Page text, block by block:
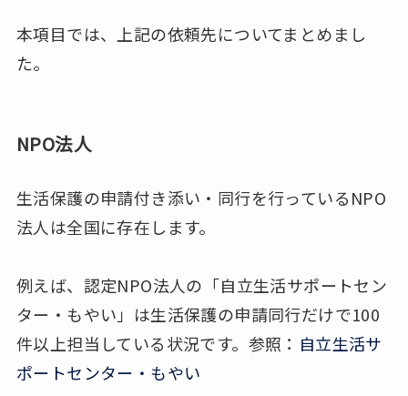
本項目では、上記の依頼先についてまとめまし
た。
NPO法人
生活保護の申請付き添い・同行を行っているNPO
法人は全国に存在します。
例えば、認定NPO法人の「自立生活サポートセン
ター・もやい」は生活保護の申請同行だけで100
件以上担当している状況です。参照： 自立生活サ
ポートセンター・もやい